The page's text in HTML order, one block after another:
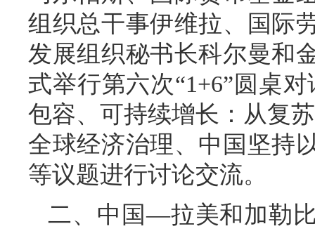
组织总干事伊维拉、国际
发展组织秘书长科尔曼和
式举行第六次“1+6”圆桌
包容、可持续增长：从复
全球经济治理、中国坚持
等议题进行讨论交流。
二、中国—拉美和加勒